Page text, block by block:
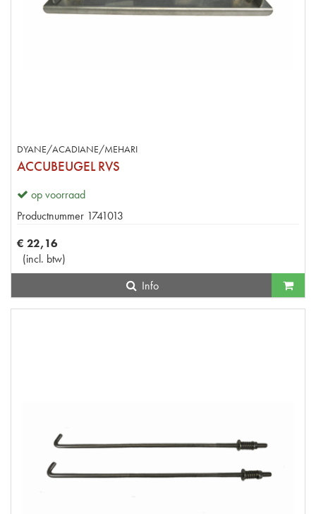
DYANE/ACADIANE/MEHARI
ACCUBEUGEL RVS
op voorraad
Productnummer 1741013
€ 22,16
(incl. btw)
Info